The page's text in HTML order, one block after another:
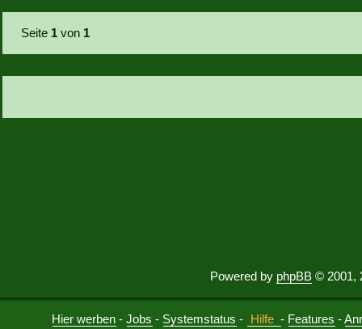
Seite 1 von 1
Powered by phpBB © 2001,
Hier werben -Jobs - Systemstatus - Hilfe - Features -